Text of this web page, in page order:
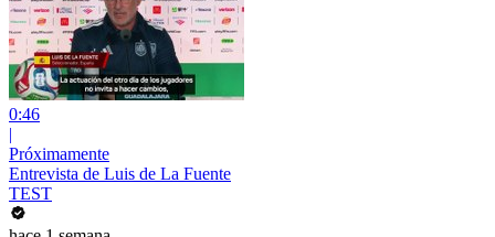
0:46
|
Próximamente
Entrevista de Luis de La Fuente
TEST